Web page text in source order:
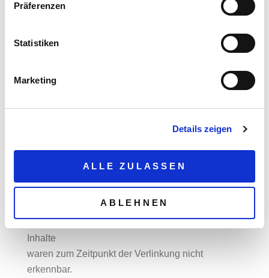
Präferenzen
Statistiken
Marketing
Details zeigen
ALLE ZULASSEN
ABLEHNEN
Rechtsverletzungen werden wir diese Inhalte
Dritter, auf deren Inhalte wir keinen Einfluss
auch keine Gewähr übernehmen. Für die Inhalte
verlinkten
Seiten wurden zum Zeitpunkt der Verlinkung auf
mögliche Rechtsverstöße überprüft. Rechtswidrige
Inhalte
waren zum Zeitpunkt der Verlinkung nicht
erkennbar.